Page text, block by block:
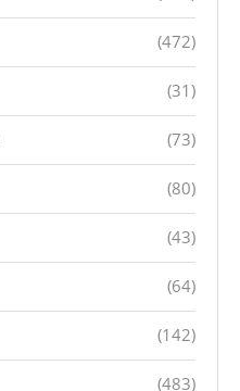
(472)
(31)
(73)
(80)
(43)
(64)
(142)
(483)